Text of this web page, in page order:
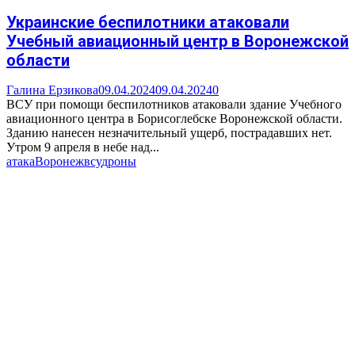
Украинские беспилотники атаковали
Учебный авиационный центр в Воронежской
области
Галина Ерзикова09.04.202409.04.20240
ВСУ при помощи беспилотников атаковали здание Учебного
авиационного центра в Борисоглебске Воронежской области.
Зданию нанесен незначительный ущерб, пострадавших нет.
Утром 9 апреля в небе над...
атакаВоронежвсудроны